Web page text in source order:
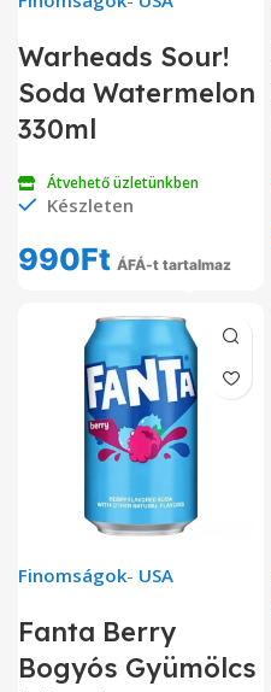
Warheads Sour!
Soda Watermelon
330ml
Átvehető üzletünkben
Készleten
990Ft ÁFÁ-t tartalmaz
Finomságok- USA
Fanta Berry
Bogyós Gyümölcs